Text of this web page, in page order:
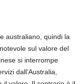
australiano, quindi la
sul valore del
si interrompe
dall’Australia,